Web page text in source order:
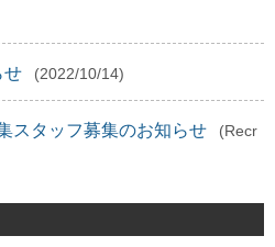
せ (2022/10/14)
スタッフ募集のお知らせ
(Recr